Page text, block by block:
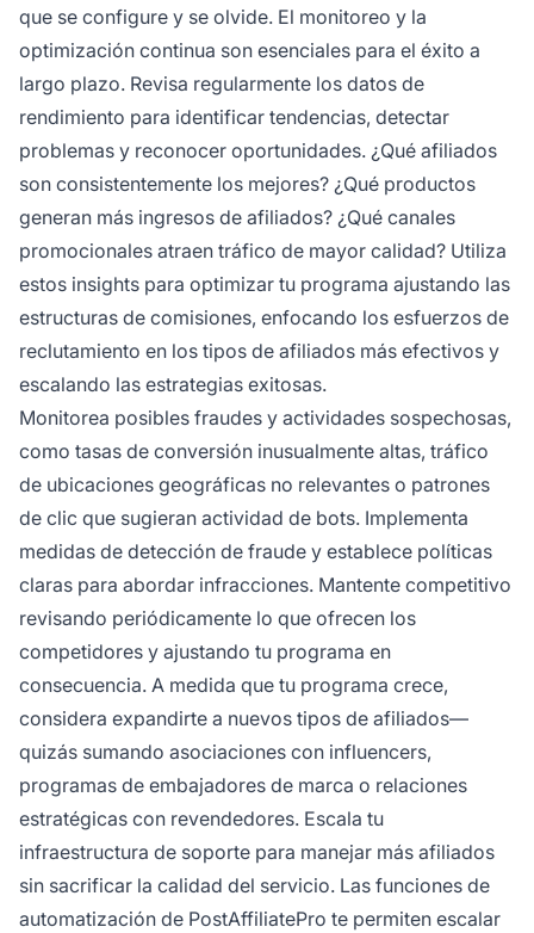
que se configure y se olvide. El monitoreo y la
optimización continua son esenciales para el éxito a
largo plazo. Revisa regularmente los datos de
rendimiento para identificar tendencias, detectar
problemas y reconocer oportunidades. ¿Qué afiliados
son consistentemente los mejores? ¿Qué productos
generan más ingresos de afiliados? ¿Qué canales
promocionales atraen tráfico de mayor calidad? Utiliza
estos insights para optimizar tu programa ajustando las
estructuras de comisiones, enfocando los esfuerzos de
reclutamiento en los tipos de afiliados más efectivos y
escalando las estrategias exitosas.
Monitorea posibles fraudes y actividades sospechosas,
como tasas de conversión inusualmente altas, tráfico
de ubicaciones geográficas no relevantes o patrones
de clic que sugieran actividad de bots. Implementa
medidas de detección de fraude y establece políticas
claras para abordar infracciones. Mantente competitivo
revisando periódicamente lo que ofrecen los
competidores y ajustando tu programa en
consecuencia. A medida que tu programa crece,
considera expandirte a nuevos tipos de afiliados—
quizás sumando asociaciones con influencers,
programas de embajadores de marca o relaciones
estratégicas con revendedores. Escala tu
infraestructura de soporte para manejar más afiliados
sin sacrificar la calidad del servicio. Las funciones de
automatización de PostAffiliatePro te permiten escalar